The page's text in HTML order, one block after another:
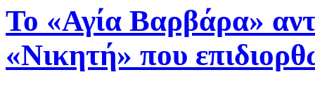
Το «Αγία Βαρβάρα»
«Νικητή» που